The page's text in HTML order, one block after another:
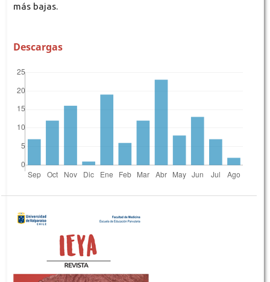
más bajas.
Descargas